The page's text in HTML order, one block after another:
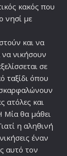
κακός που
νησί με
και να
να νικήσουν
σε
ταξίδι όπου
ατόλες και
Μία θα μάθει
η αληθινή
έναν
αυτό τον